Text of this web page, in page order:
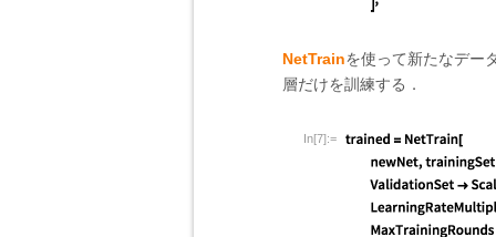
NetTrainを使って新たなデー
層だけを訓練する．
In[7]:=